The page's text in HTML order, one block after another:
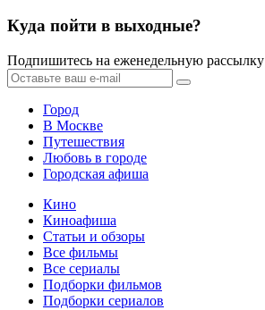
Куда пойти в выходные?
Подпишитесь на еженедельную рассылку
Город
В Москве
Путешествия
Любовь в городе
Городская афиша
Кино
Киноафиша
Статьи и обзоры
Все фильмы
Все сериалы
Подборки фильмов
Подборки сериалов